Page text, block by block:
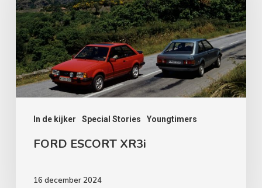
In de kijker Special Stories Youngtimers
FORD ESCORT XR3i
16 december 2024